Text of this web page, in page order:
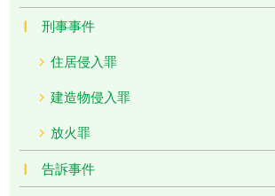
刑事事件
住居侵入罪
建造物侵入罪
放火罪
告訴事件